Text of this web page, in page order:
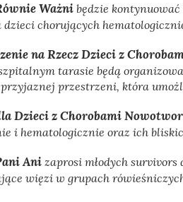
Ważni będzie
dzieci chorujących
na Rzecz Dzieci z
tarasie będą
przestrzeni, która
Dzieci z Chorobami
i hematologicznie oraz ich
Ani zaprosi młodych
więzi w grupach